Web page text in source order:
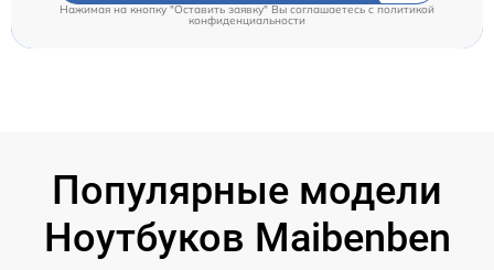
Нажимая на кнопку "Оставить заявку" Вы соглашаетесь cполитикой
конфиденциальности
Популярные модели
Ноутбуков Maibenben